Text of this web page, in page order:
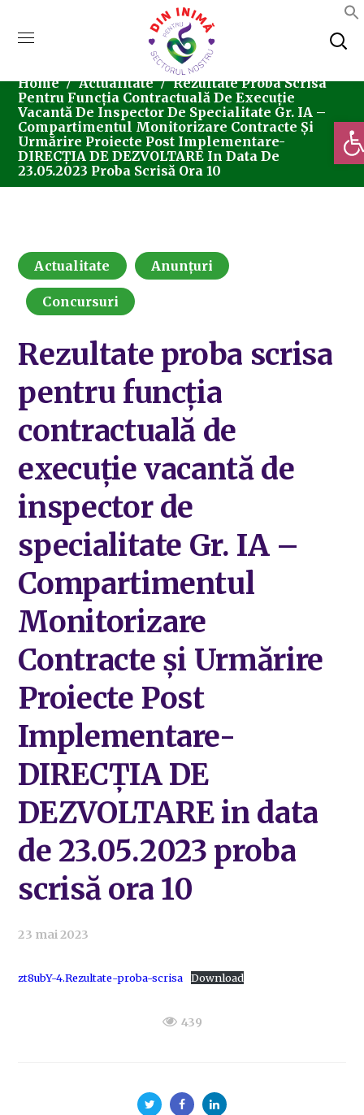
Home Actualitate
Rezultate Proba Scrisa
Pentru Funcţia Contractuală De Execuție
Vacantă De Inspector De Specialitate Gr. IA –
Compartimentul Monitorizare Contracte Și
Urmărire Proiecte Post Implementare-
DIRECȚIA DE DEZVOLTARE In Data De
23.05.2023 Proba Scrisă Ora 10
Actualitate Anunțuri
Concursuri
Rezultate proba scrisa
pentru funcţia
contractuală de
execuție vacantă de
inspector de
specialitate Gr. IA –
Compartimentul
Monitorizare
Contracte și Urmărire
Proiecte Post
Implementare-
DIRECȚIA DE
DEZVOLTARE in data
de 23.05.2023 proba
scrisă ora 10
23 mai 2023
zt8ubY-4.Rezultate-proba-scrisa Download
439